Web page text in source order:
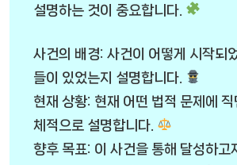
설명하는 것이 중요합니다.
사건의 배경: 사건이 어떻게 시작되
들이 있었는지 설명합니다.
현재 상황: 현재 어떤 법적 문제에
체적으로 설명합니다.
향후 목표: 이 사건을 통해 달성하고